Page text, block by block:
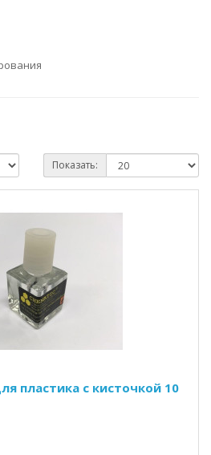
Показать:
пластика с кисточкой 10